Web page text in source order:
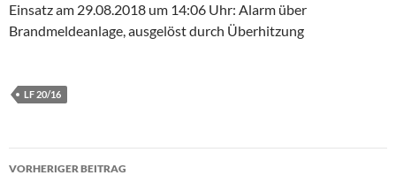
Einsatz am 29.08.2018 um 14:06 Uhr: Alarm über
Brandmeldeanlage, ausgelöst durch Überhitzung
LF 20/16
Beitragsnavigation
VORHERIGER BEITRAG